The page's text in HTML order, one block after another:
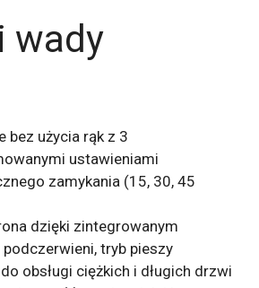
wady
bez użycia rąk z 3
ustawieniami
zamykania (15, 30, 45
dzięki zintegrowanym
tryb pieszy
obsługi ciężkich i długich drzwi